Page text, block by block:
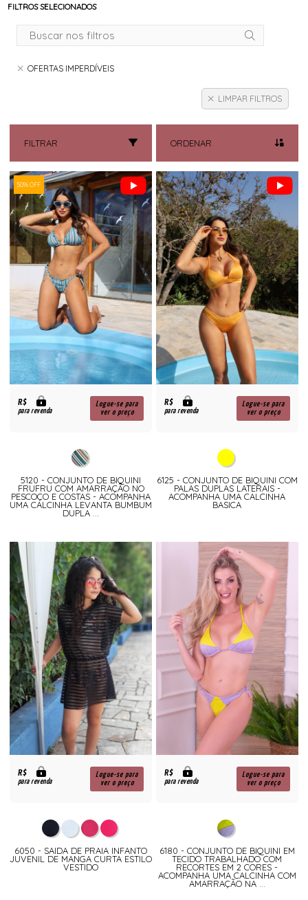
FILTROS SELECIONADOS
OFERTAS IMPERDÍVEIS
LIMPAR FILTROS
FILTRAR ORDENAR
50% OFF
R$
para revenda
Logue-se para
ver o preço
5120 - CONJUNTO DE BIQUINI
FRUFRU COM AMARRAÇÃO NO
PESCOÇO E COSTAS - ACOMPANHA
UMA CALCINHA LEVANTA BUMBUM
DUPLA ...
R$
para revenda
Logue-se para
ver o preço
6125 - CONJUNTO DE BIQUINI COM
PALAS DUPLAS LATERAIS -
ACOMPANHA UMA CALCINHA
BASICA
R$
para revenda
Logue-se para
ver o preço
6050 - SAIDA DE PRAIA INFANTO
JUVENIL DE MANGA CURTA ESTILO
VESTIDO
R$
para revenda
Logue-se para
ver o preço
6180 - CONJUNTO DE BIQUINI EM
TECIDO TRABALHADO COM
RECORTES EM 2 CORES -
ACOMPANHA UMA CALCINHA COM
AMARRAÇÃO NA ...